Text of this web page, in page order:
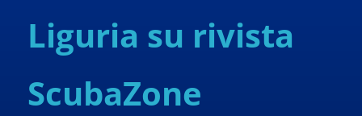
Liguria su rivista
ScubaZone